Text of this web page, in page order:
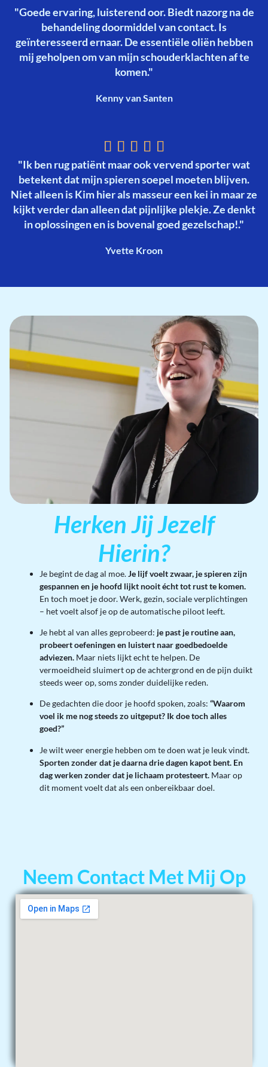
"Goede ervaring, luisterend oor. Biedt nazorg na de
behandeling doormiddel van contact. Is
geïnteresseerd ernaar. De essentiële oliën hebben
mij geholpen om van mijn schouderklachten af te
komen."
Kenny van Santen
    
"Ik ben rug patiënt maar ook vervend sporter wat
betekent dat mijn spieren soepel moeten blijven.
Niet alleen is Kim hier als masseur een kei in maar ze
kijkt verder dan alleen dat pijnlijke plekje. Ze denkt
in oplossingen en is bovenal goed gezelschap!."
Yvette Kroon
Herken Jij Jezelf
Hierin?
Je begint de dag al moe.Je lijf voelt zwaar, je spieren zijn
gespannen en je hoofd lijkt nooit écht tot rust te komen.
En toch moet je door. Werk, gezin, sociale verplichtingen
– het voelt alsof je op de automatische piloot leeft.
Je hebt al van alles geprobeerd: je past je routine aan,
probeert oefeningen en luistert naar goedbedoelde
adviezen. Maar niets lijkt echt te helpen. De
vermoeidheid sluimert op de achtergrond en de pijn duikt
steeds weer op, soms zonder duidelijke reden.
De gedachten die door je hoofd spoken, zoals: “Waarom
voel ik me nog steeds zo uitgeput? Ik doe toch alles
goed?”
Je wilt weer energie hebben om te doen wat je leuk vindt.
Sporten zonder dat je daarna drie dagen kapot bent. En
dag werken zonder dat je lichaam protesteert. Maar op
dit moment voelt dat als een onbereikbaar doel.
Neem Contact Met Mij Op